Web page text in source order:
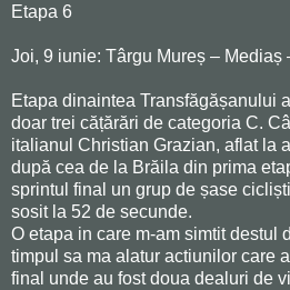
Etapa 6
Joi, 9 iunie: Târgu Mureș – Mediaș
Etapa dinaintea Transfăgășanului
doar trei cățărări de categoria C.
italianul Christian Grazian, aflat la
după cea de la Brăila din prima
sprintul final un grup de șase
sosit la 52 de secunde.
O etapa in care m-am simtit destul
timpul sa ma alatur actiunilor care
final unde au fost doua dealuri de